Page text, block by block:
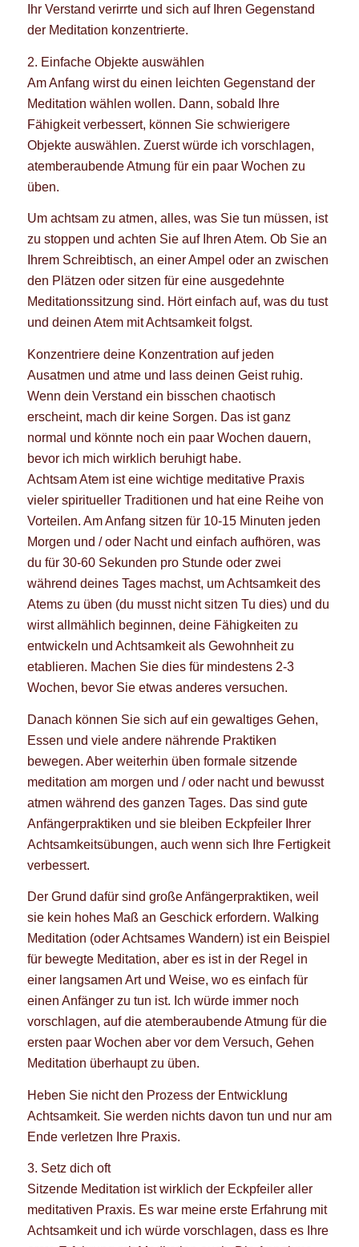
Ihr Verstand verirrte und sich auf Ihren Gegenstand
der Meditation konzentrierte.
2. Einfache Objekte auswählen
Am Anfang wirst du einen leichten Gegenstand der
Meditation wählen wollen. Dann, sobald Ihre
Fähigkeit verbessert, können Sie schwierigere
Objekte auswählen. Zuerst würde ich vorschlagen,
atemberaubende Atmung für ein paar Wochen zu
üben.
Um achtsam zu atmen, alles, was Sie tun müssen, ist
zu stoppen und achten Sie auf Ihren Atem. Ob Sie an
Ihrem Schreibtisch, an einer Ampel oder an zwischen
den Plätzen oder sitzen für eine ausgedehnte
Meditationssitzung sind. Hört einfach auf, was du tust
und deinen Atem mit Achtsamkeit folgst.
Konzentriere deine Konzentration auf jeden
Ausatmen und atme und lass deinen Geist ruhig.
Wenn dein Verstand ein bisschen chaotisch
erscheint, mach dir keine Sorgen. Das ist ganz
normal und könnte noch ein paar Wochen dauern,
bevor ich mich wirklich beruhigt habe.
Achtsam Atem ist eine wichtige meditative Praxis
vieler spiritueller Traditionen und hat eine Reihe von
Vorteilen. Am Anfang sitzen für 10-15 Minuten jeden
Morgen und / oder Nacht und einfach aufhören, was
du für 30-60 Sekunden pro Stunde oder zwei
während deines Tages machst, um Achtsamkeit des
Atems zu üben (du musst nicht sitzen Tu dies) und du
wirst allmählich beginnen, deine Fähigkeiten zu
entwickeln und Achtsamkeit als Gewohnheit zu
etablieren. Machen Sie dies für mindestens 2-3
Wochen, bevor Sie etwas anderes versuchen.
Danach können Sie sich auf ein gewaltiges Gehen,
Essen und viele andere nährende Praktiken
bewegen. Aber weiterhin üben formale sitzende
meditation am morgen und / oder nacht und bewusst
atmen während des ganzen Tages. Das sind gute
Anfängerpraktiken und sie bleiben Eckpfeiler Ihrer
Achtsamkeitsübungen, auch wenn sich Ihre Fertigkeit
verbessert.
Der Grund dafür sind große Anfängerpraktiken, weil
sie kein hohes Maß an Geschick erfordern. Walking
Meditation (oder Achtsames Wandern) ist ein Beispiel
für bewegte Meditation, aber es ist in der Regel in
einer langsamen Art und Weise, wo es einfach für
einen Anfänger zu tun ist. Ich würde immer noch
vorschlagen, auf die atemberaubende Atmung für die
ersten paar Wochen aber vor dem Versuch, Gehen
Meditation überhaupt zu üben.
Heben Sie nicht den Prozess der Entwicklung
Achtsamkeit. Sie werden nichts davon tun und nur am
Ende verletzen Ihre Praxis.
3. Setz dich oft
Sitzende Meditation ist wirklich der Eckpfeiler aller
meditativen Praxis. Es war meine erste Erfahrung mit
Achtsamkeit und ich würde vorschlagen, dass es Ihre